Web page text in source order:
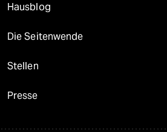
Hausblog
Die Seitenwende
Stellen
Presse